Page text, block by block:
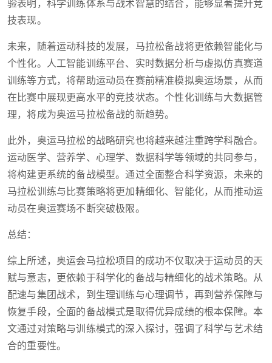
验表明，科学训练体系与战术智慧的结合，能够显著提升竞
技表现。
未来，随着运动科技的发展，马拉松备战将更依赖智能化与
个性化。人工智能训练平台、实时数据分析与虚拟仿真赛道
训练等方式，将帮助运动员在赛前精准模拟奥运场景，从而
在比赛中展现更高水平的竞技状态。个性化训练与大数据管
理，将成为奥运马拉松备战的新趋势。
此外，奥运马拉松的战略研究也将越来越注重跨学科融合。
运动医学、营养学、心理学、数据科学等领域的共同参与，
将构建更系统的备战模型。通过全面整合科学资源，未来的
马拉松训练与比赛策略将更加精细化、智能化，从而推动运
动员在奥运赛场不断突破极限。
总结：
综上所述，奥运会马拉松项目的成功不仅取决于运动员的天
赋与意志，更依赖于科学化的备战与精细化的战术策略。从
配速与集团战术，到生理训练与心理调节，再到营养保障与
恢复手段，全面的备战模式是取得优异成绩的根本保障。本
文通过对策略与训练模式的深入探讨，强调了科学与艺术结
合的重要性。